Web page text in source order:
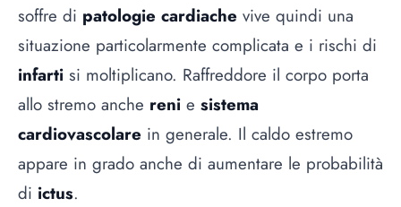
soffre di patologie cardiache vive quindi una
situazione particolarmente complicata e i rischi di
infarti si moltiplicano. Raffreddore il corpo porta
allo stremo anche reni e sistema
cardiovascolare in generale. Il caldo estremo
appare in grado anche di aumentare le probabilità
di ictus.